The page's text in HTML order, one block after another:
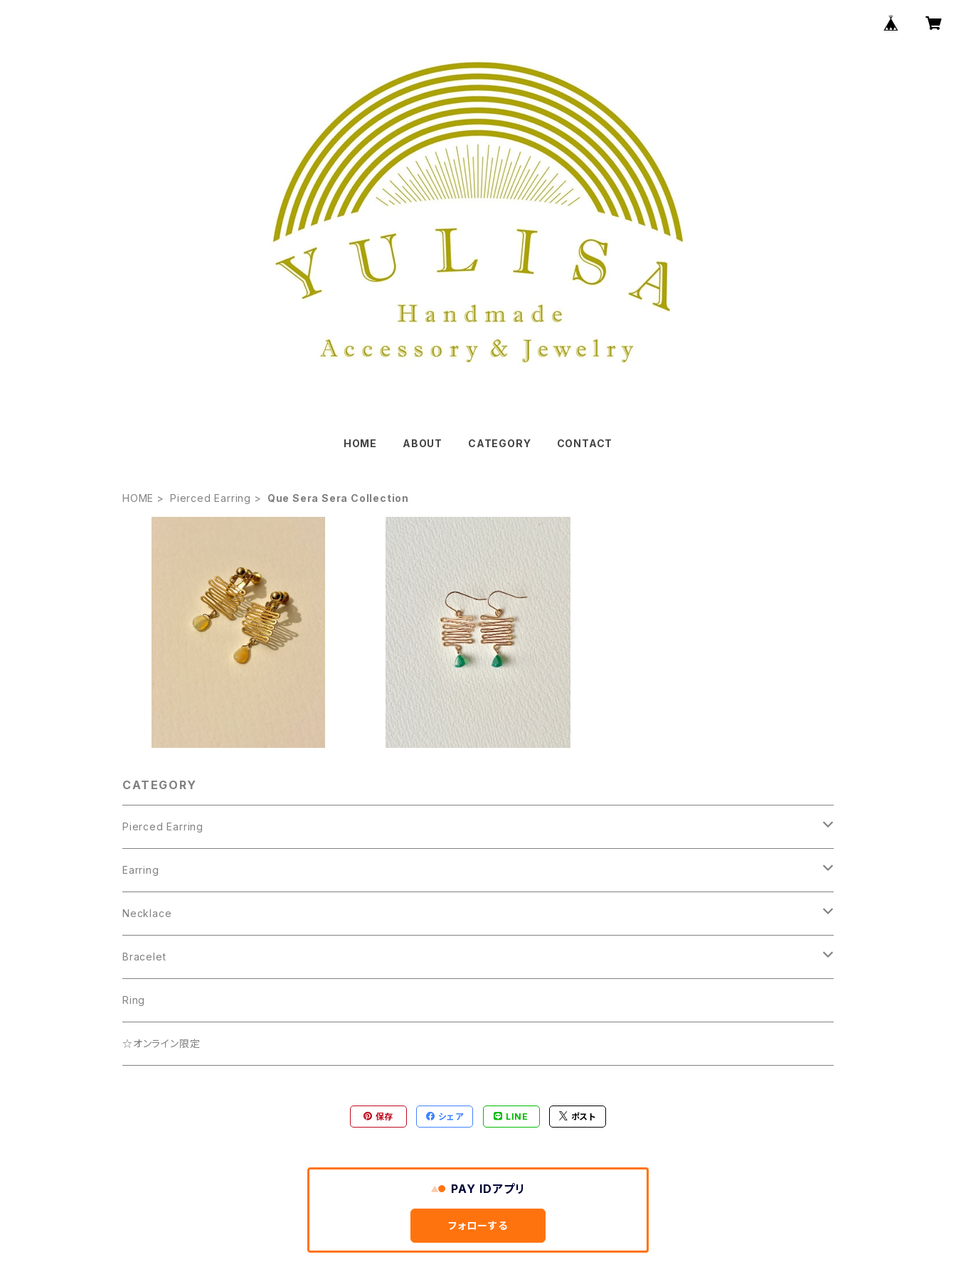
HOME ABOUT CATEGORY CONTACT
HOME Pierced Earring Que Sera Sera Collection
【K様専用】Que será será earring - opal
¥15,400
SOLD OUT
Que será será earring - green onyx ピ
アス
¥15,400
SOLD OUT
CATEGORY
Pierced Earring
Pearl Collection
BEACH
Lady
Que Sera Sera Collection
☆オンライン限定
Earring
Pearl Collection
Que Sera Sera Collection
☆オンライン限定
Necklace
☆オンライン限定
Bracelet
Lady
Ring
☆オンライン限定
保存 シェア LINE ポスト
PAY IDアプリ
フォローする